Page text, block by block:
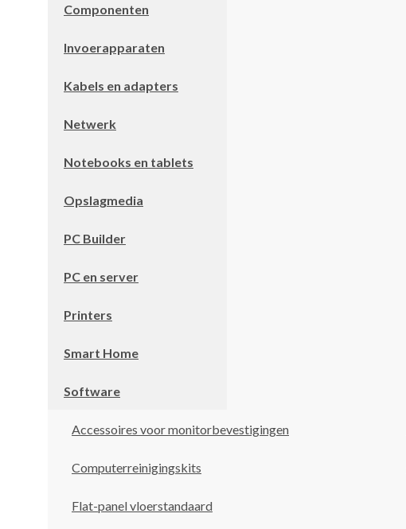
Componenten
Invoerapparaten
Kabels en adapters
Netwerk
Notebooks en tablets
Opslagmedia
PC Builder
PC en server
Printers
Smart Home
Software
Accessoires voor monitorbevestigingen
Computerreinigingskits
Flat-panel vloerstandaard